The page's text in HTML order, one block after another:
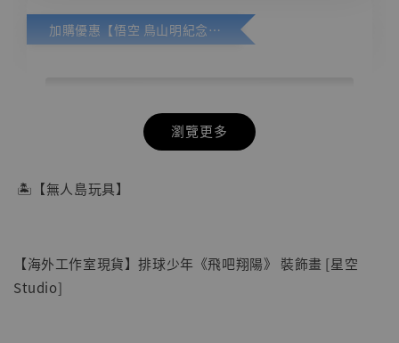
加購優惠【悟空 鳥山明紀念款 [奇蹟工作室]】
瀏覽更多
🏝【無人島玩具】
【海外工作室現貨】排球少年《飛吧翔陽》 裝飾畫 [星空
Studio]